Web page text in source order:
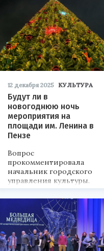
12 декабря 2025 КУЛЬТУРА
Будут ли в
новогоднюю ночь
мероприятия на
площади им. Ленина в
Пензе
Вопрос
прокомментировала
начальник городского
управления культуры.